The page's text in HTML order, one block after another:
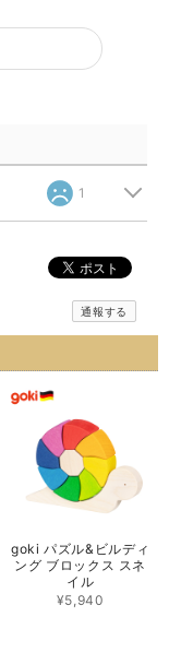
1
通報する
goki パズル&ビルディ
ング ブロックス スネ
イル
¥5,940